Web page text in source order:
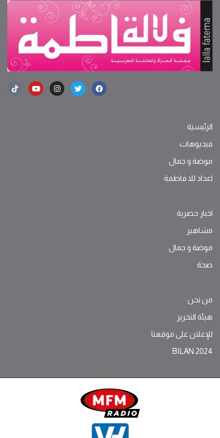
الرئيسية
فيديوهات
موضة ‫و‬ ‫‬‫جمال‬
اعداد للا فاطمة
اخبار حصرية
مشاهير
موضة ‫و‬ ‫‬‫جمال‬
صحة
من نحن
هيئة التحرير
للإعلان على موقعنا
BILAN 2024